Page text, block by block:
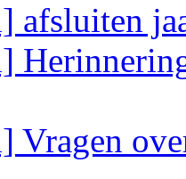
afsluiten
Vragen